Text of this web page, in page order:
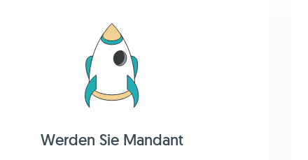
Werden Sie Mandant